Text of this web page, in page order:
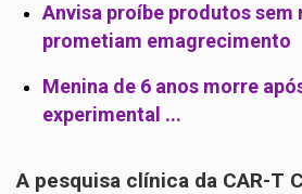
Anvisa proíbe produtos sem
prometiam emagrecimento
Menina de 6 anos morre
experimental ...
A pesquisa clínica da CAR-T